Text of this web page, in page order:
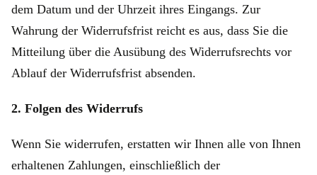
dem Datum und der Uhrzeit ihres Eingangs. Zur
Wahrung der Widerrufsfrist reicht es aus, dass Sie die
Mitteilung über die Ausübung des Widerrufsrechts vor
Ablauf der Widerrufsfrist absenden.
2. Folgen des Widerrufs
Wenn Sie widerrufen, erstatten wir Ihnen alle von Ihnen
erhaltenen Zahlungen, einschließlich der